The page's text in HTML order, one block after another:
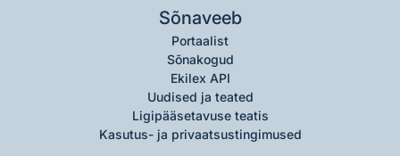
Sõnaveeb
Portaalist
Sõnakogud
Ekilex API
Uudised ja teated
Ligipääsetavuse teatis
Kasutus- ja privaatsustingimused